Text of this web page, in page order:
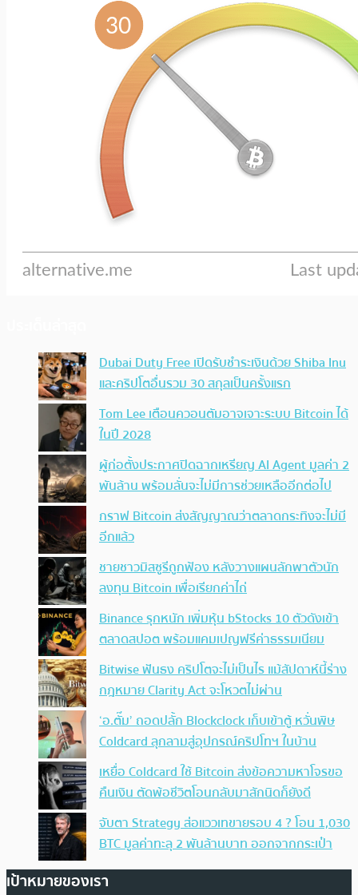
Dubai Duty Free เปิดรับชำระเงินด้วย Shiba Inu
และคริปโตอื่นรวม 30 สกุลเป็นครั้งแรก
Tom Lee เตือนควอนตัมอาจเจาะระบบ Bitcoin ได้
ในปี 2028
ผู้ก่อตั้งประกาศปิดฉากเหรียญ AI Agent มูลค่า 2
พันล้าน พร้อมลั่นจะไม่มีการช่วยเหลืออีกต่อไป
กราฟ Bitcoin ส่งสัญญาณว่าตลาดกระทิงจะไม่มี
อีกแล้ว
ชายชาวมิสซูรีถูกฟ้อง หลังวางแผนลักพาตัวนัก
ลงทุน Bitcoin เพื่อเรียกค่าไถ่
Binance รุกหนัก เพิ่มหุ้น bStocks 10 ตัวดังเข้า
ตลาดสปอต พร้อมแคมเปญฟรีค่าธรรมเนียม
Bitwise ฟันธง คริปโตจะไม่เป็นไร แม้สัปดาห์นี้ร่าง
กฎหมาย Clarity Act จะโหวตไม่ผ่าน
‘อ.ตั๊ม’ ถอดปลั้ก Blockclock เก็บเข้าตู้ หวั่นพิษ
Coldcard ลุกลามสู่อุปกรณ์คริปโทฯ ในบ้าน
เหยื่อ Coldcard ใช้ Bitcoin ส่งข้อความหาโจรขอ
คืนเงิน ตัดพ้อชีวิตโอนกลับมาสักนิดก็ยังดี
จับตา Strategy ส่อแววเทขายรอบ 4 ? โอน 1,030
BTC มูลค่าทะลุ 2 พันล้านบาท ออกจากกระเป๋า
เป้าหมายของเรา